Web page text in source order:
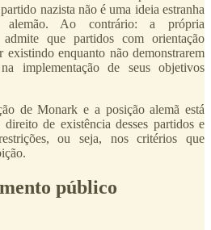
nazista não é uma ideia estranha
alemão. Ao contrário: a própria
que partidos com orientação
existindo enquanto não demonstrarem
implementação de seus objetivos
de Monark e a posição alemã está
de existência desses partidos e
ou seja, nos critérios que
público